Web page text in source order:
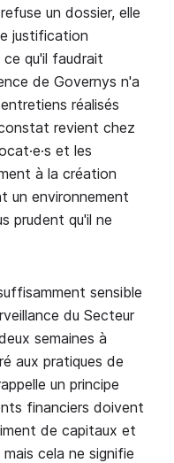
un dossier, elle
justification
qu'il faudrait
de Governys n'a
réalisés
revient chez
et les
à la création
un environnement
prudent qu'il ne
sensible
du Secteur
semaines à
aux pratiques de
un principe
financiers doivent
de capitaux et
cela ne signifie